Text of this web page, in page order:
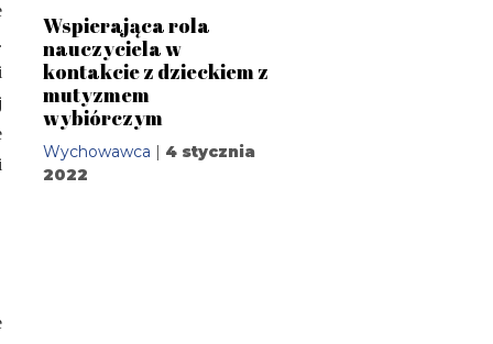
Wspierająca rola
nauczyciela w
kontakcie z dzieckiem z
mutyzmem
wybiórczym
Wychowawca | 4 stycznia
2022